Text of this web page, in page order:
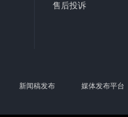
售后投诉
新闻稿发布 媒体发布平台